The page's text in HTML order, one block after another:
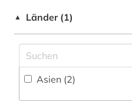
▲ Länder (1)
Asien (2)